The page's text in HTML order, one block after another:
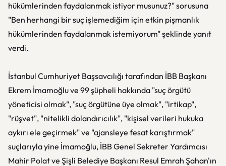
hükümlerinden faydalanmak istiyor musunuz?" sorusuna
"Ben herhangi bir suç işlemediğim için etkin pişmanlık
hükümlerinden faydalanmak istemiyorum" şeklinde yanıt
verdi.
İstanbul Cumhuriyet Başsavcılığı tarafından İBB Başkanı
Ekrem İmamoğlu ve 99 şüpheli hakkında "suç örgütü
yöneticisi olmak", "suç örgütüne üye olmak", "irtikap",
"rüşvet", "nitelikli dolandırıcılık", "kişisel verileri hukuka
aykırı ele geçirmek" ve "ajansleye fesat karıştırmak"
suçlarıyla yine İmamoğlu, İBB Genel Sekreter Yardımcısı
Mahir Polat ve Şişli Belediye Başkanı Resul Emrah Şahan'ın